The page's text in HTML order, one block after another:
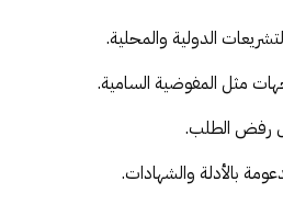
الدولية والمحلية.
مثل المفوضية السامية.
رفض الطلب.
بالأدلة والشهادات.